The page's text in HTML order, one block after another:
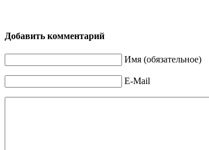
Добавить комментарий
Имя (обязательное)
E-Mail